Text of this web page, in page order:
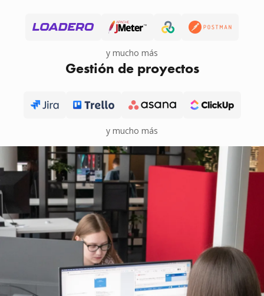
y mucho más
Gestión de proyectos
y mucho más